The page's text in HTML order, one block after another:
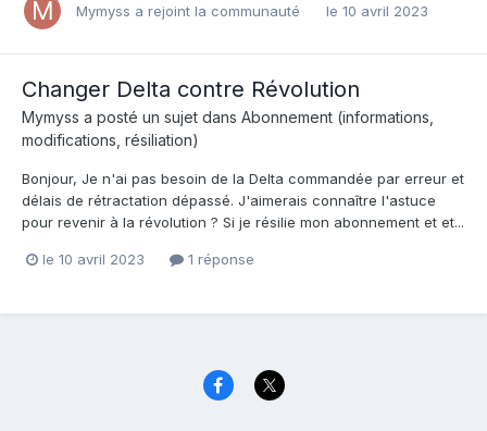
Mymyss a rejoint la communauté le 10 avril 2023
Changer Delta contre Révolution
Mymyss a posté un sujet dans Abonnement (informations,
modifications, résiliation)
Bonjour, Je n'ai pas besoin de la Delta commandée par erreur et
délais de rétractation dépassé. J'aimerais connaître l'astuce
pour revenir à la révolution ? Si je résilie mon abonnement et et...
le 10 avril 2023 1 réponse